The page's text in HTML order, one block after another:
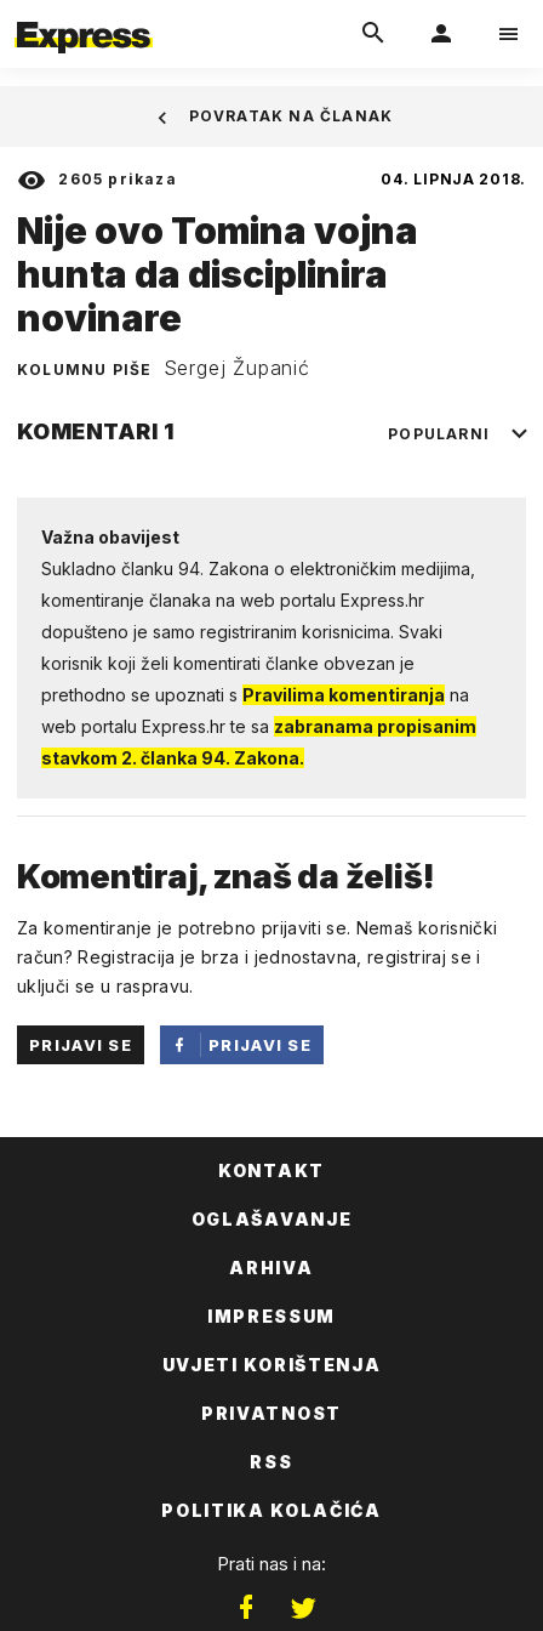
2605 prikaza 04. LIPNJA 2018.
Nije ovo Tomina vojna
hunta da disciplinira
novinare
KOLUMNU PIŠE Sergej Županić
POVRATAK NA ČLANAK
KOMENTARI 1 POPULARNI
Važna obavijest
Sukladno članku 94. Zakona o elektroničkim medijima,
komentiranje članaka na web portalu Express.hr
dopušteno je samo registriranim korisnicima. Svaki
korisnik koji želi komentirati članke obvezan je
prethodno se upoznati s Pravilima komentiranja na
web portalu Express.hr te sa zabranama propisanim
stavkom 2. članka 94. Zakona.
Komentiraj, znaš da želiš!
Za komentiranje je potrebno prijaviti se. Nemaš korisnički
račun? Registracija je brza i jednostavna, registriraj se i
uključi se u raspravu.
PRIJAVI SE
PRIJAVI SE
KONTAKT
OGLAŠAVANJE
ARHIVA
IMPRESSUM
UVJETI KORIŠTENJA
PRIVATNOST
RSS
POLITIKA KOLAČIĆA
Prati nas i na: